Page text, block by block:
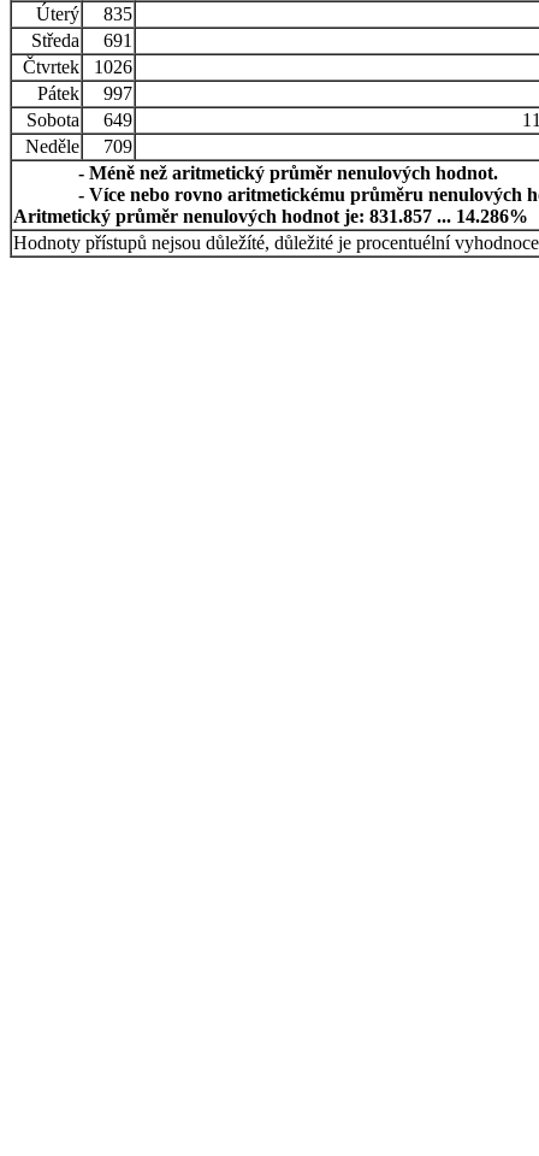
Úterý
835
Středa
691
Čtvrtek
1026
Pátek
997
Sobota
649
Neděle
709
- Méně než aritmetický průměr nenulových hodnot.
- Více nebo rovno aritmetickému průměru nenulových
Aritmetický průměr nenulových hodnot je: 831.857 ... 14.286%
Hodnoty přístupů nejsou důležíté, důležité je procentuélní